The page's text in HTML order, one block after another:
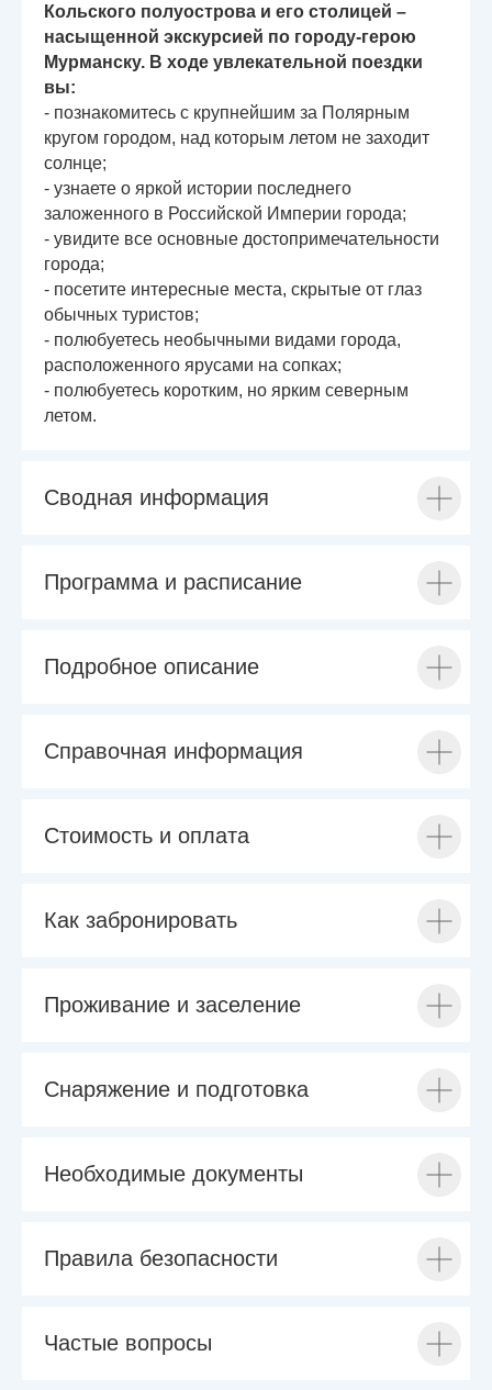
Кольского полуострова и его столицей –
насыщенной экскурсией по городу-герою
Мурманску. В ходе увлекательной поездки
вы:
- познакомитесь с крупнейшим за Полярным
кругом городом, над которым летом не заходит
солнце;
- узнаете о яркой истории последнего
заложенного в Российской Империи города;
- увидите все основные достопримечательности
города;
- посетите интересные места, скрытые от глаз
обычных туристов;
- полюбуетесь необычными видами города,
расположенного ярусами на сопках;
- полюбуетесь коротким, но ярким северным
летом.
Сводная информация
Программа и расписание
Подробное описание
Справочная информация
Стоимость и оплата
Как забронировать
Проживание и заселение
Снаряжение и подготовка
Необходимые документы
Правила безопасности
Частые вопросы